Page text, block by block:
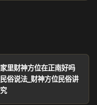
家里财神方位在正南好吗
民俗说法_财神方位民俗讲
究